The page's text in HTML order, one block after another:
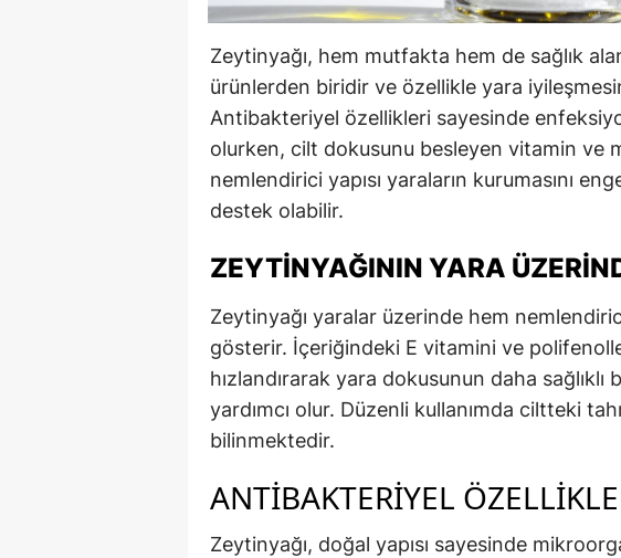
Zeytinyağı, hem mutfakta hem de sağlık
ürünlerden biridir ve özellikle yara
Antibakteriyel özellikleri sayesinde
olurken, cilt dokusunu besleyen vitamin ve
nemlendirici yapısı yaraların kurumasını
destek olabilir.
ZEYTINYAĞININ YARA
Zeytinyağı yaralar üzerinde hem
gösterir. İçeriğindeki E vitamini ve
hızlandırarak yara dokusunun daha sağlıklı
yardımcı olur. Düzenli kullanımda ciltteki
bilinmektedir.
ANTIBAKTERIYEL
Zeytinyağı, doğal yapısı sayesinde